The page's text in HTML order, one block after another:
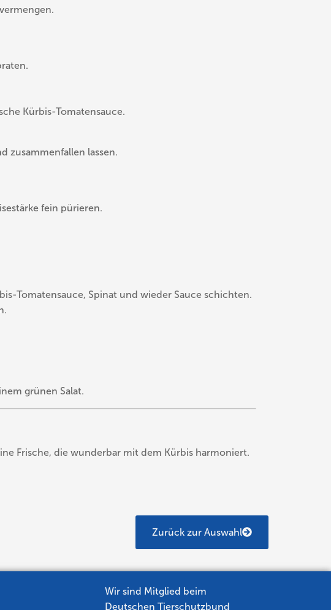
Kürbis-Tomatensauce.
zusammenfallen lassen.
fein pürieren.
Tomatensauce, Spinat und wieder Sauce schichten.
grünen Salat.
Frische, die wunderbar mit dem Kürbis harmoniert.
Zurück zur Auswahl
Wir sind Mitglied beim
Deutschen Tierschutzbund